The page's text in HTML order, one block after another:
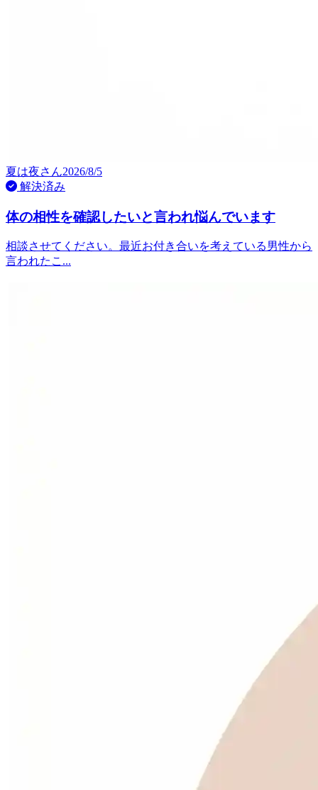
夏は夜さん2026/8/5
解決済み
体の相性を確認したいと言われ悩んでいます
相談させてください。最近お付き合いを考えている男性から
言われたこ...